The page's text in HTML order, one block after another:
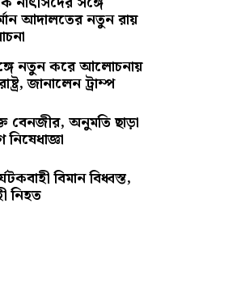
আদালতের নতুন রায়
নতুন করে আলোচনায়
জানালেন ট্রাম্প
বেনজীর, অনুমতি ছাড়া
বিমান বিধ্বস্ত,
নিহত